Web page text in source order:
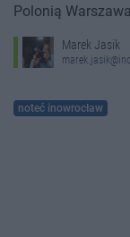
Polonią
Marek Jasik
noteć inowrocław